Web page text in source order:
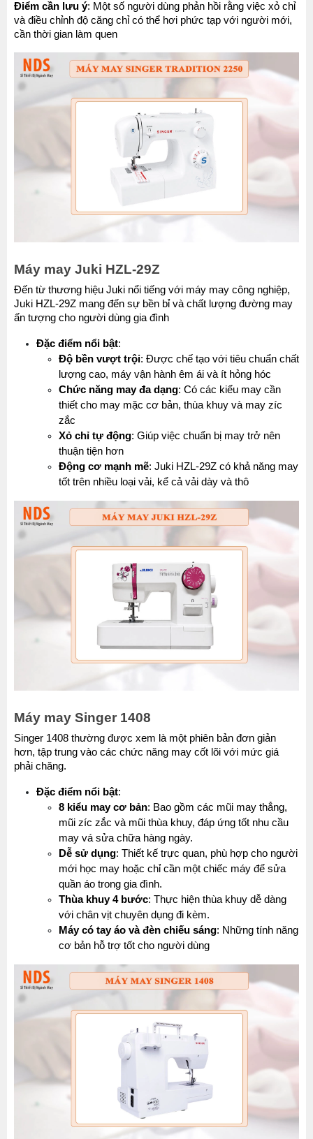
Điểm cần lưu ý: Một số người dùng phản hồi rằng việc xỏ chỉ
và điều chỉnh độ căng chỉ có thể hơi phức tạp với người mới,
cần thời gian làm quen
Máy may Juki HZL-29Z
Đến từ thương hiệu Juki nổi tiếng với máy may công nghiệp,
Juki HZL-29Z mang đến sự bền bỉ và chất lượng đường may
ấn tượng cho người dùng gia đình
Đặc điểm nổi bật:
Độ bền vượt trội: Được chế tạo với tiêu chuẩn chất
lượng cao, máy vận hành êm ái và ít hỏng hóc
Chức năng may đa dạng: Có các kiểu may cần
thiết cho may mặc cơ bản, thùa khuy và may zíc
zắc
Xỏ chỉ tự động: Giúp việc chuẩn bị may trở nên
thuận tiện hơn
Động cơ mạnh mẽ: Juki HZL-29Z có khả năng may
tốt trên nhiều loại vải, kể cả vải dày và thô
Máy may Singer 1408
Singer 1408 thường được xem là một phiên bản đơn giản
hơn, tập trung vào các chức năng may cốt lõi với mức giá
phải chăng.
Đặc điểm nổi bật:
8 kiểu may cơ bản: Bao gồm các mũi may thẳng,
mũi zíc zắc và mũi thùa khuy, đáp ứng tốt nhu cầu
may vá sửa chữa hàng ngày.
Dễ sử dụng: Thiết kế trực quan, phù hợp cho người
mới học may hoặc chỉ cần một chiếc máy để sửa
quần áo trong gia đình.
Thùa khuy 4 bước: Thực hiện thùa khuy dễ dàng
với chân vịt chuyên dụng đi kèm.
Máy có tay áo và đèn chiếu sáng: Những tính năng
cơ bản hỗ trợ tốt cho người dùng